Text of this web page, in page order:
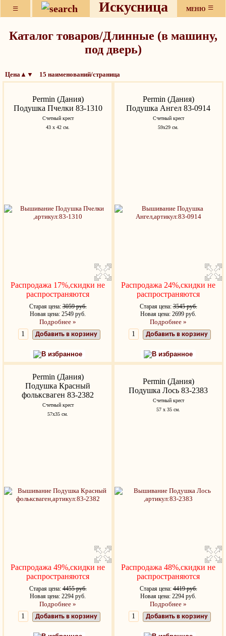
≡ Искусница МЕНЮ ≡
Каталог товаров/Длинные (в машину,
под дверь)
Цена▲▼ 15 наименований/страница
Permin (Дания)
Подушка Пчелки 83-1310
Счетный крест
43 х 42 см.
Распродажа 17%,скидки не
распространяются
Старая цена:3059 руб.
Новая цена: 2549 руб.
Подробнее »
Добавить в корзину
В избранное
Permin (Дания)
Подушка Ангел 83-0914
Счетный крест
59x29 см.
Распродажа 24%,скидки не
распространяются
Старая цена:3545 руб.
Новая цена: 2699 руб.
Подробнее »
Добавить в корзину
В избранное
Permin (Дания)
Подушка Красный
фольксваген 83-2382
Счетный крест
57x35 см.
Распродажа 49%,скидки не
распространяются
Старая цена:4455 руб.
Новая цена: 2294 руб.
Подробнее »
Добавить в корзину
Permin (Дания)
Подушка Лось 83-2383
Счетный крест
57 х 35 см.
Распродажа 48%,скидки не
распространяются
Старая цена:4419 руб.
Новая цена: 2294 руб.
Подробнее »
Добавить в корзину